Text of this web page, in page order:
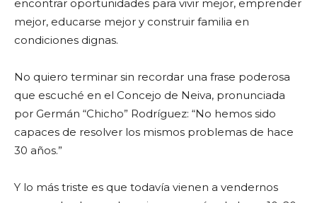
encontrar oportunidades para vivir mejor, emprender
mejor, educarse mejor y construir familia en
condiciones dignas.
No quiero terminar sin recordar una frase poderosa
que escuché en el Concejo de Neiva, pronunciada
por Germán “Chicho” Rodríguez: “No hemos sido
capaces de resolver los mismos problemas de hace
30 años.”
Y lo más triste es que todavía vienen a vendernos